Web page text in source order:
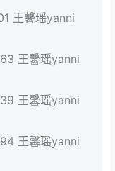
王馨瑶yanni
王馨瑶yanni
王馨瑶yanni
王馨瑶yanni